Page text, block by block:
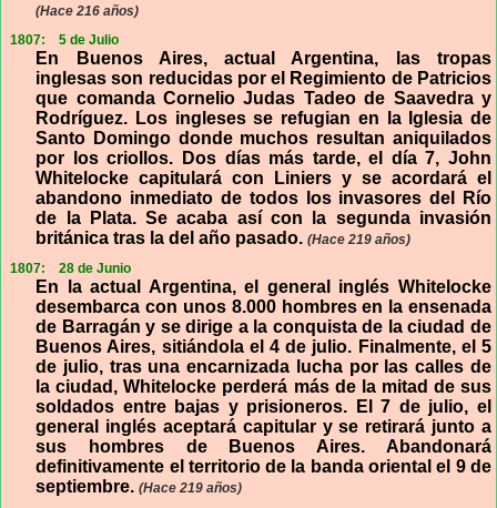
(Hace 216 años)
1807:
5 de Julio
En Buenos Aires, actual Argentina, las tropas
inglesas son reducidas por el Regimiento de Patricios
que comanda Cornelio Judas Tadeo de Saavedra y
Rodríguez. Los ingleses se refugian en la Iglesia de
Santo Domingo donde muchos resultan aniquilados
por los criollos. Dos días más tarde, el día 7, John
Whitelocke capitulará con Liniers y se acordará el
abandono inmediato de todos los invasores del Río
de la Plata. Se acaba así con la segunda invasión
británica tras la del año pasado.(Hace 219 años)
1807:
28 de Junio
En la actual Argentina, el general inglés Whitelocke
desembarca con unos 8.000 hombres en la ensenada
de Barragán y se dirige a la conquista de la ciudad de
Buenos Aires, sitiándola el 4 de julio. Finalmente, el 5
de julio, tras una encarnizada lucha por las calles de
la ciudad, Whitelocke perderá más de la mitad de sus
soldados entre bajas y prisioneros. El 7 de julio, el
general inglés aceptará capitular y se retirará junto a
sus hombres de Buenos Aires. Abandonará
definitivamente el territorio de la banda oriental el 9 de
septiembre.(Hace 219 años)